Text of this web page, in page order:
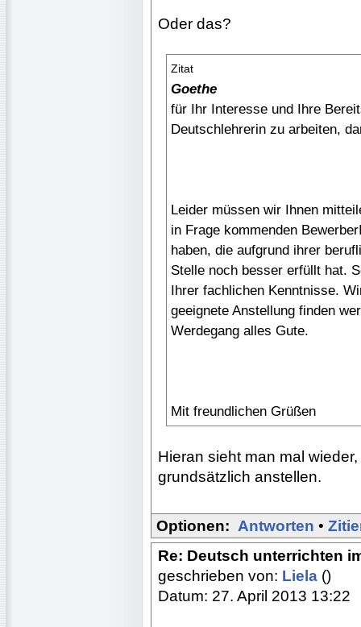
Oder das?
Zitat
Goethe
für Ihr Interesse und Ihre
Deutschlehrerin zu arbeiten,
Leider müssen wir Ihnen
in Frage kommenden
haben, die aufgrund ihrer
Stelle noch besser erfüllt hat.
Ihrer fachlichen Kenntnisse.
geeignete Anstellung finden
Werdegang alles Gute.
Mit freundlichen Grüßen
Hieran sieht man mal
grundsätzlich anstellen.
Optionen: Antworten •
Re: Deutsch unterrichten
geschrieben von: Liela ()
Datum: 27. April 2013 13:22